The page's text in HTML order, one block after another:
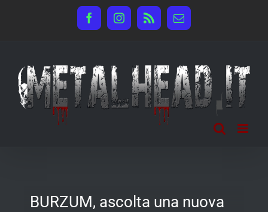
FacebookInstagram
Rss Email
BURZUM, ascolta una nuova